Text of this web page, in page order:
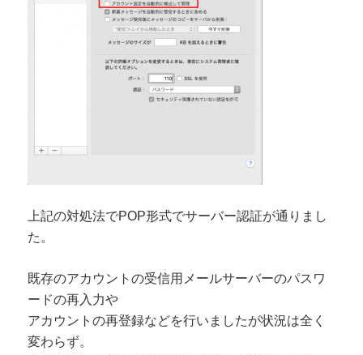
上記の対処法でPOP形式でサーバー認証が通りまし
た。
既存のアカウントの受信用メールサーバーのパスワ
ードの再入力や
アカウントの再登録などを行いましたが状況は全く
変わらず。